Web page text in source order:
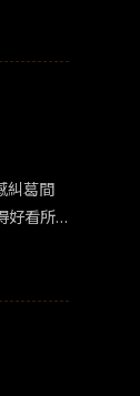
障礙
賺人
糾葛間
好看所
不行的
小夭被
燼